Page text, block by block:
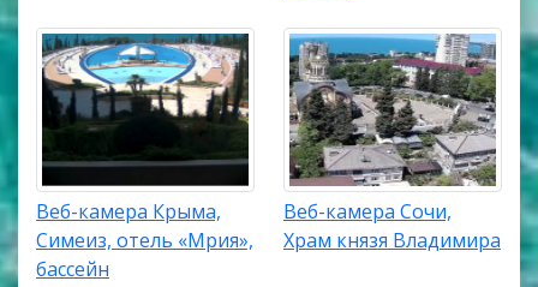
Веб-камера Крыма,
Симеиз, отель «Мрия»,
бассейн
Веб-камера Сочи,
Храм князя Владимира